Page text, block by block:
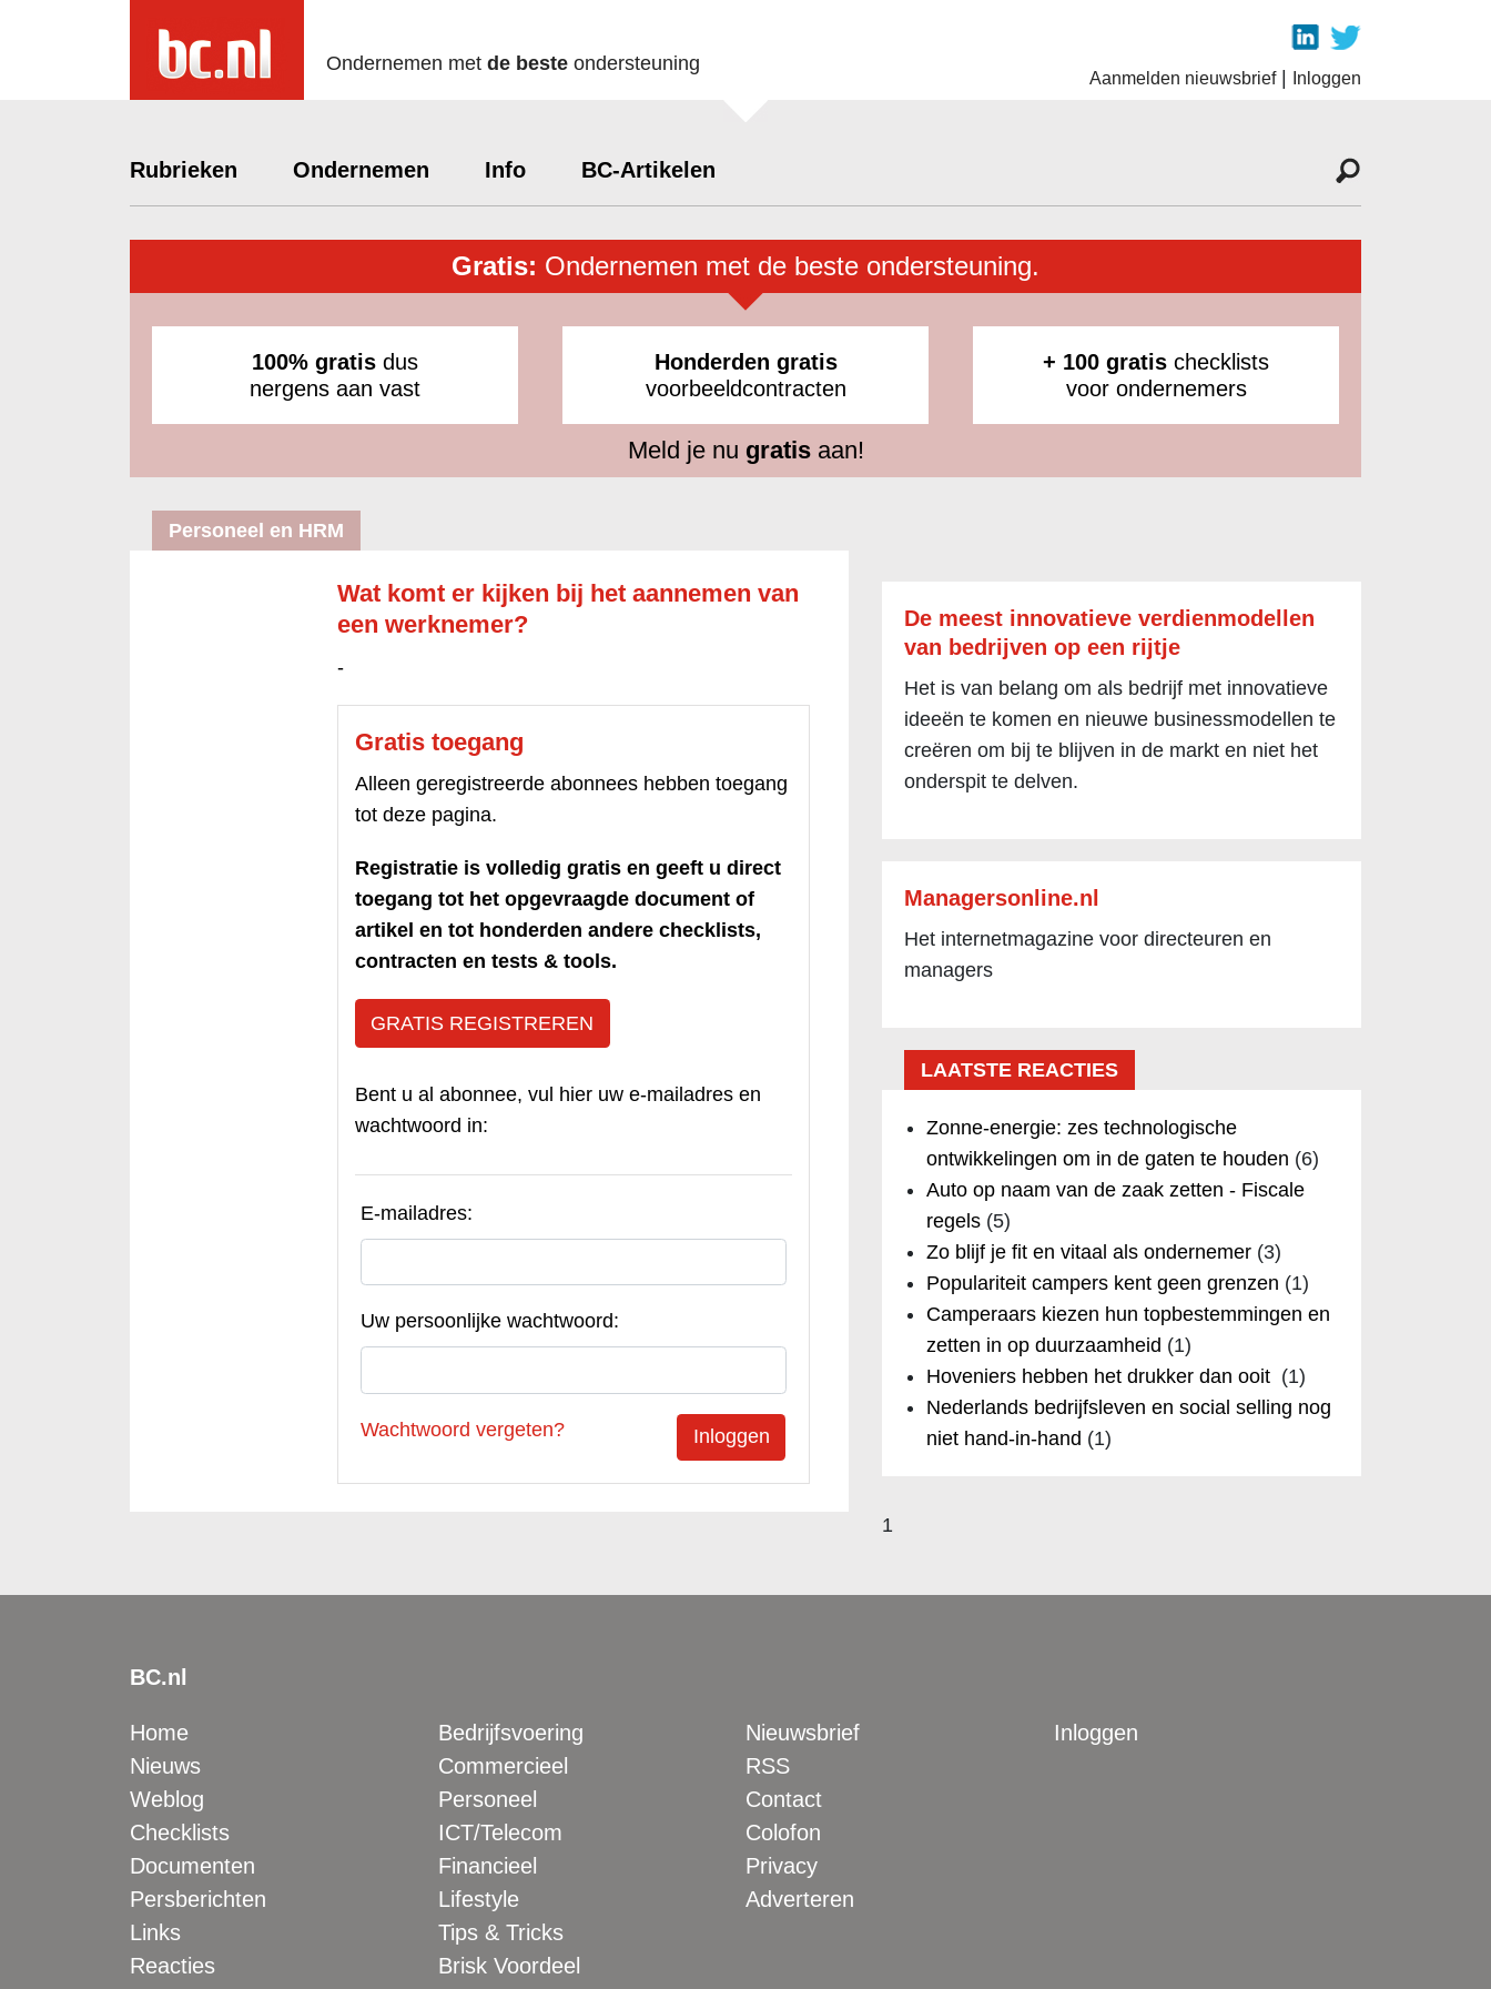
Ondernemen met de beste ondersteuning
Aanmelden nieuwsbrief| Inloggen
Rubrieken Ondernemen Info BC-Artikelen
Gratis: Ondernemen met de beste ondersteuning.
100% gratis dus
nergens aan vast
Honderden gratis
voorbeeldcontracten
+ 100 gratis checklists
voor ondernemers
Meld je nu gratisaan!
Personeel en HRM
Wat komt er kijken bij het aannemen van
een werknemer?
-
Gratis toegang
Alleen geregistreerde abonnees hebben toegang
tot deze pagina.
Registratie is volledig gratis en geeft u direct
toegang tot het opgevraagde document of
artikel en tot honderden andere checklists,
contracten en tests & tools.
GRATIS REGISTREREN
Bent u al abonnee, vul hier uw e-mailadres en
wachtwoord in:
E-mailadres:
Uw persoonlijke wachtwoord:
Wachtwoord vergeten?
De meest innovatieve verdienmodellen
van bedrijven op een rijtje
Het is van belang om als bedrijf met innovatieve
ideeën te komen en nieuwe businessmodellen te
creëren om bij te blijven in de markt en niet het
onderspit te delven.
Managersonline.nl
Het internetmagazine voor directeuren en
managers
LAATSTE REACTIES
Zonne-energie: zes technologische
ontwikkelingen om in de gaten te houden (6)
Auto op naam van de zaak zetten - Fiscale
regels(5)
Zo blijf je fit en vitaal als ondernemer(3)
Populariteit campers kent geen grenzen (1)
Camperaars kiezen hun topbestemmingen en
zetten in op duurzaamheid (1)
Hoveniers hebben het drukker dan ooit (1)
Nederlands bedrijfsleven en social selling nog
niet hand-in-hand (1)
1
BC.nl
Home
Nieuws
Weblog
Checklists
Documenten
Persberichten
Links
Reacties
Bedrijfsvoering
Commercieel
Personeel
ICT/Telecom
Financieel
Lifestyle
Tips & Tricks
Brisk Voordeel
Nieuwsbrief
RSS
Contact
Colofon
Privacy
Adverteren
Inloggen